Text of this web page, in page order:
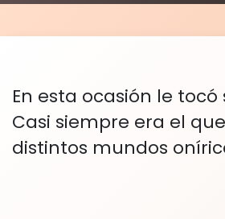
En esta ocasión le
Casi siempre era el
distintos mundos